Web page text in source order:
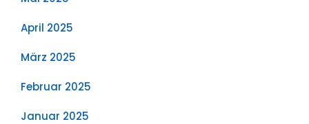
April 2025
März 2025
Februar 2025
Januar 2025